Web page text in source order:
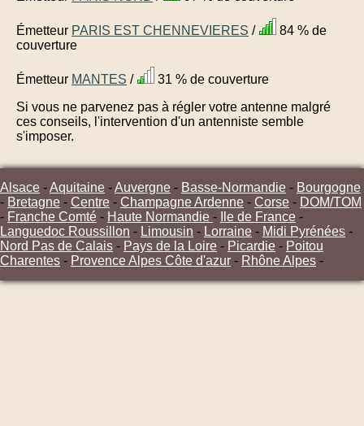
Émetteur PARIS EST CHENNEVIERES /
84 % de
couverture
Émetteur MANTES /
31 % de couverture
Si vous ne parvenez pas à régler votre antenne malgré
ces conseils, l'intervention d'un antenniste semble
s'imposer.
Alsace -Aquitaine -Auvergne - Basse-Normandie - Bourgogne
- Bretagne - Centre - Champagne Ardenne - Corse - DOM/TOM
- Franche Comté - Haute Normandie - Ile de France -
Languedoc Roussillon - Limousin - Lorraine - Midi Pyrénées -
Nord Pas de Calais - Pays de la Loire - Picardie - Poitou
Charentes - Provence Alpes Côte d'azur - Rhône Alpes -